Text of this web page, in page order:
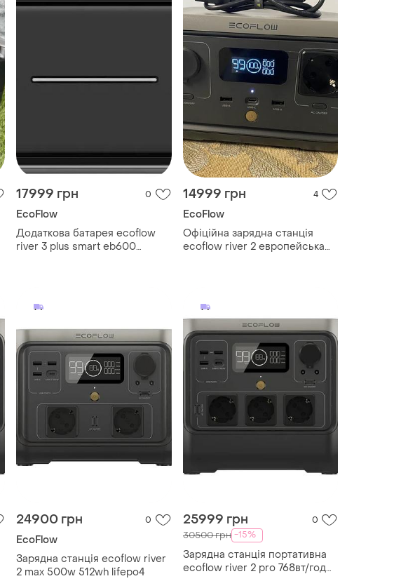
17999 грн 0
EcoFlow
Додаткова батарея ecoflow
river 3 plus smart eb600
14999 грн 4
EcoFlow
Офіційна зарядна станція
ecoflow river 2 европейська
24900 грн 0
EcoFlow
Зарядна станція ecoflow river
2 max 500w 512wh lifepo4
25999 грн 0
30500 грн -15%
Зарядна станція портативна
ecoflow river 2 pro 768вт/год